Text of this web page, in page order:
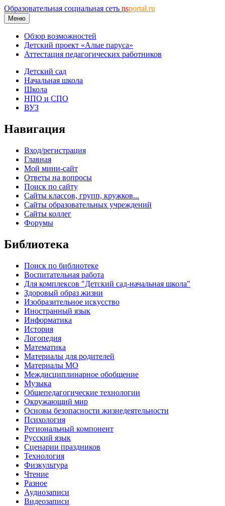
Образовательная социальная сеть nsportal.ru
Меню
Обзор возможностей
Детский проект «Алые паруса»
Аттестация педагогических работников
Детский сад
Начальная школа
Школа
НПО и СПО
ВУЗ
Навигация
Вход/регистрация
Главная
Мой мини-сайт
Ответы на вопросы
Поиск по сайту
Сайты классов, групп, кружков...
Сайты образовательных учреждений
Сайты коллег
Форумы
Библиотека
Поиск по библиотеке
Воспитательная работа
Для комплексов "Детский сад-начальная школа"
Здоровый образ жизни
Изобразительное искусство
Иностранный язык
Информатика
История
Логопедия
Математика
Материалы для родителей
Материалы МО
Междисциплинарное обобщение
Музыка
Общепедагогические технологии
Окружающий мир
Основы безопасности жизнедеятельности
Психология
Региональный компонент
Русский язык
Сценарии праздников
Технология
Физкультура
Чтение
Разное
Аудиозаписи
Видеозаписи